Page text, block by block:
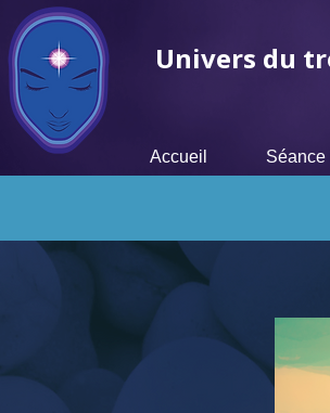
Accueil
Univers du